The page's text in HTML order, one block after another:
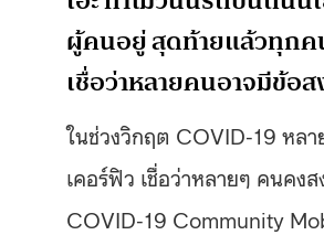
ผู้คนอยู่ สุดท้ายแล้วทุกค
เชื่อว่าหลายคนอาจมีข้อ
ในช่วงวิกฤต COVID-19 หล
เคอร์ฟิว เชื่อว่าหลายๆ คนค
COVID-19 Community